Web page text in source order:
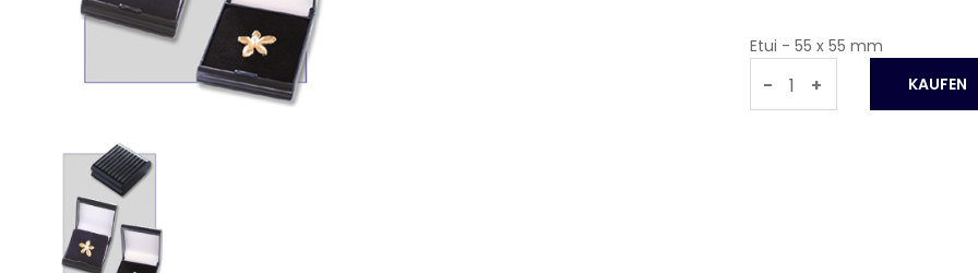
Etui - 55 x 55 mm
- +